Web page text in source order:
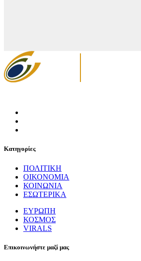
Κατηγορίες
ΠΟΛΙΤΙΚΗ
ΟΙΚΟΝΟΜΙΑ
ΚΟΙΝΩΝΙΑ
ΕΣΩΤΕΡΙΚΑ
ΕΥΡΩΠΗ
ΚΟΣΜΟΣ
VIRALS
Επικοινωνήστε μαζί μας